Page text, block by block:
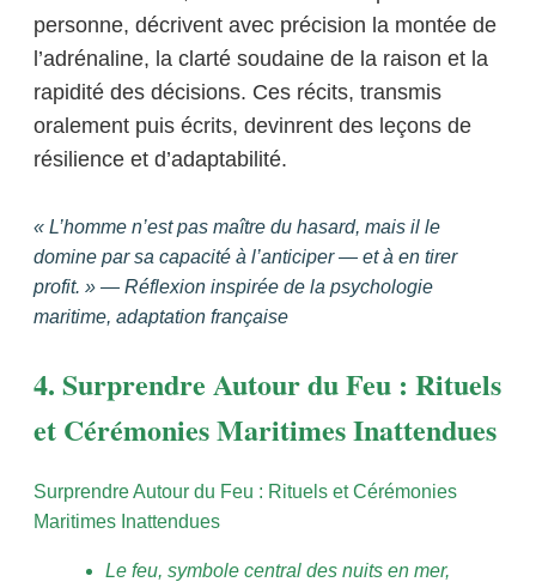
personne, décrivent avec précision la montée de
l’adrénaline, la clarté soudaine de la raison et la
rapidité des décisions. Ces récits, transmis
oralement puis écrits, devinrent des leçons de
résilience et d’adaptabilité.
« L’homme n’est pas maître du hasard, mais il le
domine par sa capacité à l’anticiper — et à en tirer
profit. » — Réflexion inspirée de la psychologie
maritime, adaptation française
4. Surprendre Autour du Feu : Rituels
et Cérémonies Maritimes Inattendues
Surprendre Autour du Feu : Rituels et Cérémonies
Maritimes Inattendues
Le feu, symbole central des nuits en mer,